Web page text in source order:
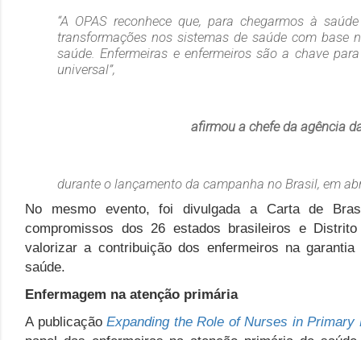
“A OPAS reconhece que, para chegarmos à
transformações nos sistemas de saúde com base
saúde. Enfermeiras e enfermeiros são a chave
universal”,
afirmou a chefe da agência
durante o lançamento da campanha no Brasil, em
No mesmo evento, foi divulgada a Carta de
compromissos dos 26 estados brasileiros e
valorizar a contribuição dos enfermeiros na
saúde.
Enfermagem na atenção primária
A publicação Expanding the Role of Nurses in Primary